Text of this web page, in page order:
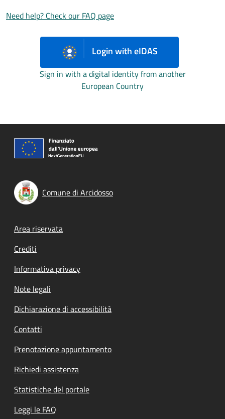
Need help? Check our FAQ page
Login with eIDAS
Sign in with a digital identity from another
European Country
Comune di Arcidosso
Footer menu
Area riservata
Crediti
Informativa privacy
Note legali
Dichiarazione di accessibilità
Contatti
Prenotazione appuntamento
Richiedi assistenza
Statistiche del portale
Leggi le FAQ